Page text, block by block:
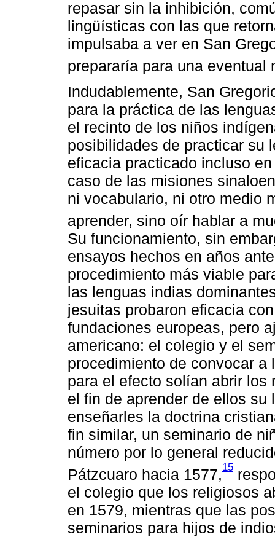
repasar sin la inhibición,
lingüísticas con las que
impulsaba a ver en San
prepararía para una eventual
Indudablemente, San
para la práctica de las
el recinto de los niños
posibilidades de practicar su
eficacia practicado incluso
caso de las misiones
ni vocabulario, ni otro medio
aprender, sino oír hablar a
Su funcionamiento, sin
ensayos hechos en años
procedimiento más viable
las lenguas indias
jesuitas probaron eficacia
fundaciones europeas, pero
americano: el colegio y el
procedimiento de convocar
para el efecto solían abrir
el fin de aprender de ellos
enseñarles la doctrina
fin similar, un seminario de
número por lo general
Pátzcuaro hacia 1577,15
el colegio que los religiosos
en 1579, mientras que las
seminarios para hijos de